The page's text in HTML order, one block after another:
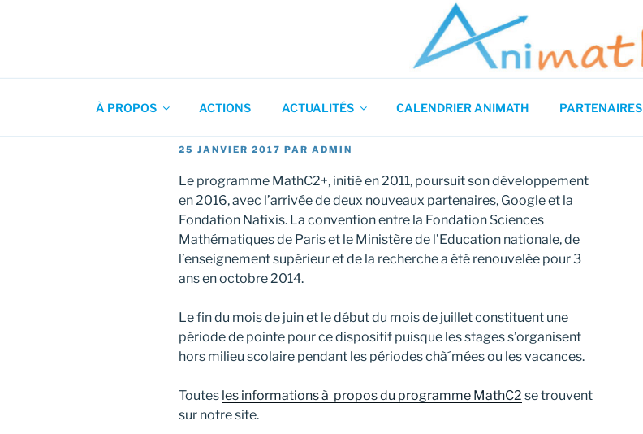
Association pour l'Animation en Mathématiques
À PROPOS ACTIONS ACTUALITÉS CALENDRIER ANIMATH PARTENAIRES
PUBLIÉ
25 JANVIER 2017 PAR ADMIN
Le programme MathC2+, initié en 2011, poursuit son développement
en 2016, avec l’arrivée de deux nouveaux partenaires, Google et la
Fondation Natixis. La convention entre la Fondation Sciences
Mathématiques de Paris et le Ministère de l’Education nationale, de
l’enseignement supérieur et de la recherche a été renouvelée pour 3
ans en octobre 2014.
Le fin du mois de juin et le début du mois de juillet constituent une
période de pointe pour ce dispositif puisque les stages s’organisent
hors milieu scolaire pendant les périodes chà´mées ou les vacances.
Toutes les informations à propos du programme MathC2 se trouvent
sur notre site.